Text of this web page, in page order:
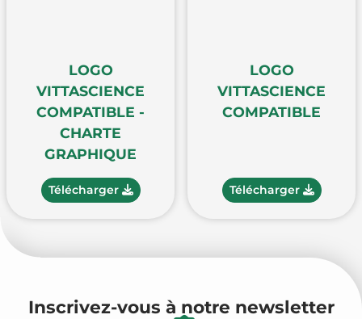
LOGO
VITTASCIENCE
COMPATIBLE -
CHARTE
GRAPHIQUE
Télécharger
LOGO
VITTASCIENCE
COMPATIBLE
Télécharger
Inscrivez-vous à notre newsletter